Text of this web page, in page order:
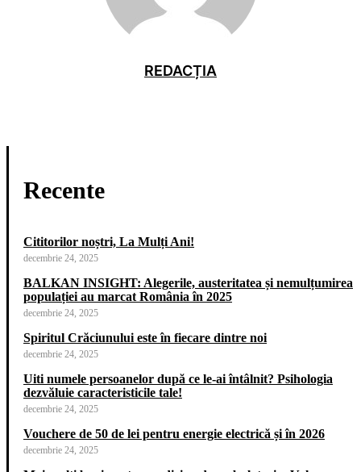
REDACȚIA
Recente
Cititorilor noștri, La Mulți Ani!
decembrie 24, 2025
BALKAN INSIGHT: Alegerile, austeritatea și nemulțumirea
populației au marcat România în 2025
decembrie 24, 2025
Spiritul Crăciunului este în fiecare dintre noi
decembrie 24, 2025
Uiti numele persoanelor după ce le-ai întâlnit? Psihologia
dezvăluie caracteristicile tale!
decembrie 24, 2025
Vouchere de 50 de lei pentru energie electrică și în 2026
decembrie 24, 2025